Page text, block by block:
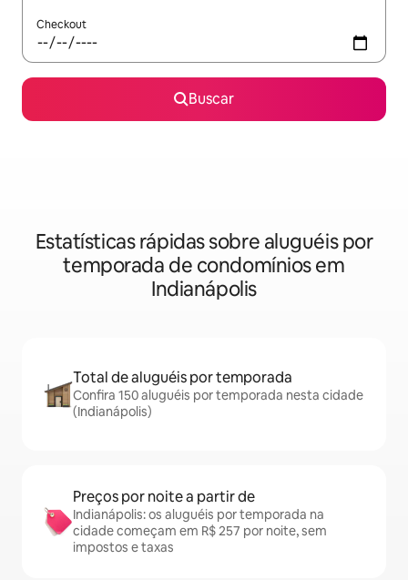
Checkout
Buscar
Estatísticas rápidas sobre aluguéis por
temporada de condomínios em
Indianápolis
Total de aluguéis por temporada
Confira 150 aluguéis por temporada nesta cidade
(Indianápolis)
Preços por noite a partir de
Indianápolis: os aluguéis por temporada na
cidade começam em R$ 257 por noite, sem
impostos e taxas